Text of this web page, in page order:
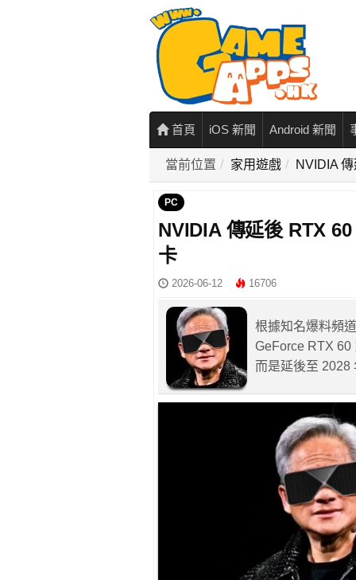
首頁 iOS 新聞 Android 新聞
當前位置 家用遊戲 NVIDIA
PC
NVIDIA 傳延後 RTX
卡
2026-06-12 16706
根據知名爆料頻
GeForce RTX 60
而是延後至 2028